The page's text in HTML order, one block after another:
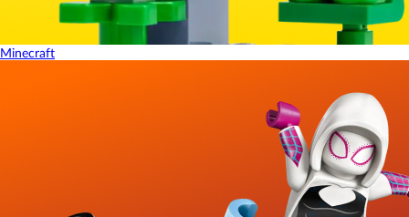
Minecraft